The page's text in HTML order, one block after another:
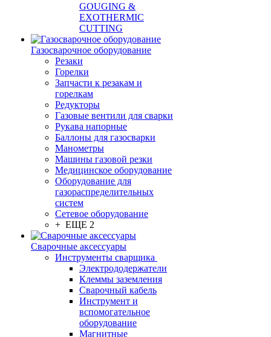
GOUGING &
EXOTHERMIC
CUTTING
Газосварочное оборудование
Резаки
Горелки
Запчасти к резакам и
горелкам
Редукторы
Газовые вентили для сварки
Рукава напорные
Баллоны для газосварки
Манометры
Машины газовой резки
Медицинское оборудование
Оборудование для
газораспределительных
систем
Сетевое оборудование
+ ЕЩЕ 2
Сварочные аксессуары
Инструменты сварщика
Электрододержатели
Клеммы заземления
Сварочный кабель
Инструмент и
вспомогательное
оборудование
Магнитные